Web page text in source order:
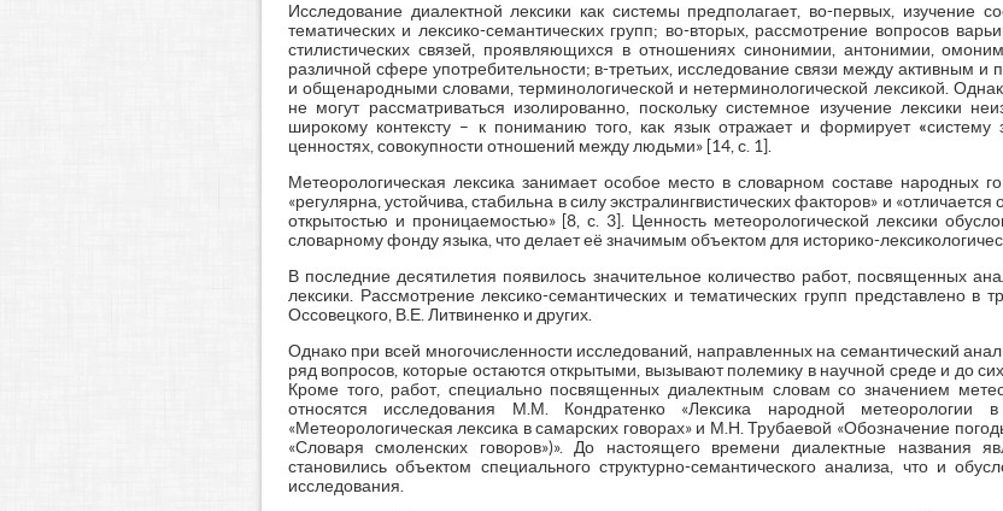
Исследование диалектной лексики как системы предполагает, во-первых, изучение
тематических и лексико-семантических групп; во-вторых, рассмотрение вопросов
стилистических связей, проявляющихся в отношениях синонимии, антонимии,
различной сфере употребительности; в-третьих, исследование связи между активным и
и общенародными словами, терминологической и нетерминологической лексикой.
не могут рассматриваться изолированно, поскольку системное изучение лексики
широкому контексту – к пониманию того, как язык отражает и формирует«систему
ценностях, совокупности отношений между людьми» [14, с. 1].
Метеорологическая лексика занимает особое место в словарном составе народных
«регулярна, устойчива, стабильна в силу экстралингвистических факторов» и
открытостью и проницаемостью» [8, с. 3]. Ценность метеорологической лексики
словарному фонду языка, что делает её значимым объектом для историко-
В последние десятилетия появилось значительное количество работ, посвященных
лексики. Рассмотрение лексико-семантических и тематических групп представлено
Оссовецкого, В.Е. Литвиненко и других.
Однако при всей многочисленности исследований, направленных на семантический
ряд вопросов, которые остаются открытыми, вызывают полемику в научной среде и до
Кроме того, работ, специально посвященных диалектным словам со значением
относятся исследования М.М. Кондратенко «Лексика народной метеорологии
«Метеорологическая лексика в самарских говорах» и М.Н. Трубаевой «Обозначение
«Словаря смоленских говоров»)». До настоящего времени диалектные названия
становились объектом специального структурно-семантического анализа, что и
исследования.